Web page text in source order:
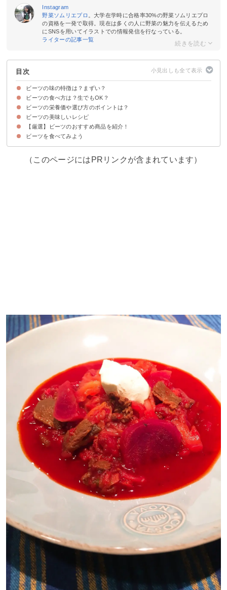
Instagram
野菜ソムリエプロ
。大学在学時に合格率30%の野菜ソムリエプロ
の資格を一発で取得。現在は多くの人に野菜の魅力を伝えるため
にSNSを用いてイラストでの情報発信を行なっている。
ライターの記事一覧
目次
ビーツの味の特徴は？まずい？
ビーツの味はとうもろこし・カブに似ている
ビーツの食感
ビーツの食べ方は？生でもOK？
生食は少し土臭い
加熱調理がおすすめ
ビーツは葉も食べられる
ビーツの栄養価や選び方のポイントは？
ビーツの選び方のポイント
ビーツの栄養価・効能
ビーツの美味しいレシピ
①ビーツのゆで方
②ビーツのホイル焼き
③ビーツのボルシチ
④ビーツの葉とエリンギのバターソテー
⑤ビーツのサラダ
⑥ビーツのポタージュスープ
【厳選】ビーツのおすすめ商品を紹介！
花園ファーム｜食べる血液スーパーフード！ビーツ2ｋｇ
ビーツを食べてみよう
（このページにはPRリンクが含まれています）